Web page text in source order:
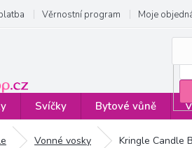
Věrnostní program Moje
Svíčky Bytové vůně
Vonné vosky Kringle Candle